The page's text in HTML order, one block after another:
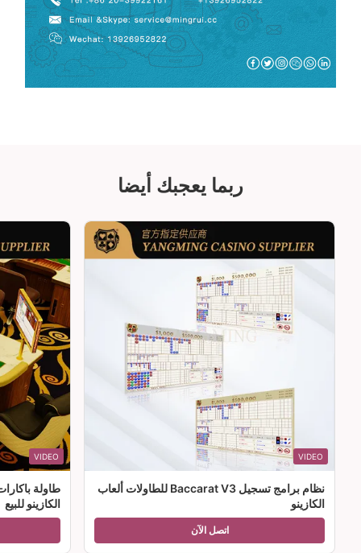
ربما يعجبك أيضا
VIDEO
نظام برامج تسجيل Baccarat V3 للطاولات ألعاب
الكازينو
اتصل الآن
VIDEO
طاولة
الكازينو للبيع